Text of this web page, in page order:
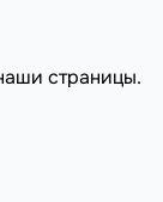
страницы.